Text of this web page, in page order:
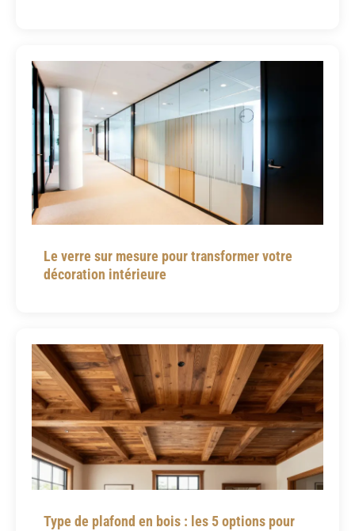
Le verre sur mesure pour transformer votre
décoration intérieure
Type de plafond en bois : les 5 options pour